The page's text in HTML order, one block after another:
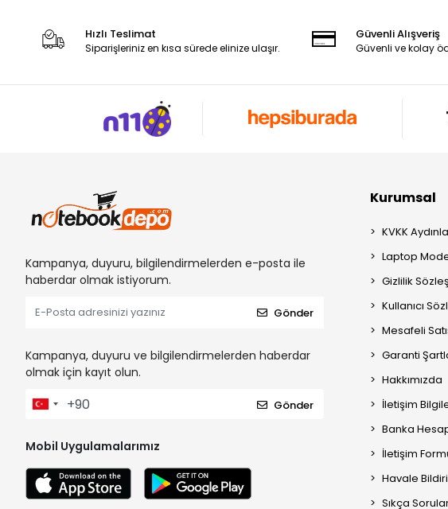
Hızlı Teslimat
Siparişleriniz en kısa sürede elinize ulaşır.
Güvenli Alışveriş
Güvenli ve kolay
Kampanya, duyuru, bilgilendirmelerden e-posta ile
haberdar olmak istiyorum.
Gönder
Kampanya, duyuru ve bilgilendirmelerden haberdar
olmak için kayıt olun.
Gönder
Mobil Uygulamalarımız
Kurumsal
KVKK
Laptop
Gizlilik
Kullanıcı
Mesafeli
Garanti
Hakkımızda
İletişim
Banka
İletişim
Havale
Sıkça